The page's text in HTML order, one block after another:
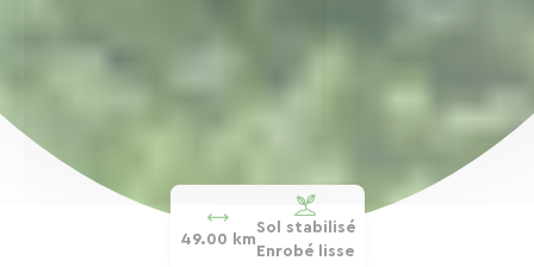
49.00 km
Sol stabilisé
Enrobé lisse